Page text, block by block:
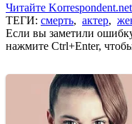
Читайте
ТЕГИ: смерть, актер,
Если вы заметили
нажмите Ctrl+Enter,